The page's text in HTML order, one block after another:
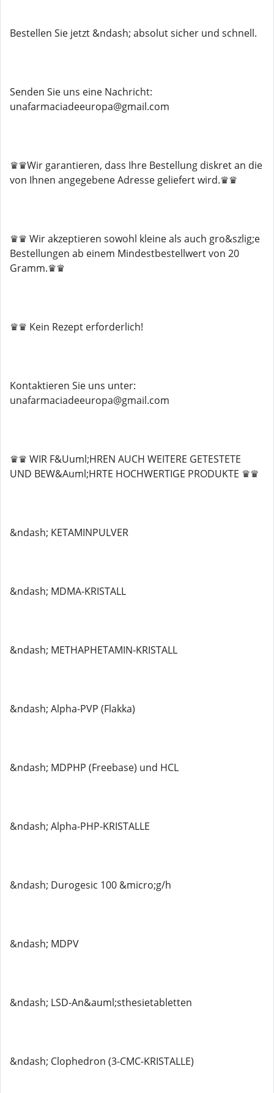
Bestellen Sie jetzt &ndash; absolut sicher und schnell.
Senden Sie uns eine Nachricht:
unafarmaciadeeuropa@gmail.com
♛♛Wir garantieren, dass Ihre Bestellung diskret an die
von Ihnen angegebene Adresse geliefert wird.♛♛
♛♛ Wir akzeptieren sowohl kleine als auch gro&szlig;e
Bestellungen ab einem Mindestbestellwert von 20
Gramm.♛♛
♛♛ Kein Rezept erforderlich!
Kontaktieren Sie uns unter:
unafarmaciadeeuropa@gmail.com
♛♛ WIR F&Uuml;HREN AUCH WEITERE GETESTETE
UND BEW&Auml;HRTE HOCHWERTIGE PRODUKTE ♛♛
&ndash; KETAMINPULVER
&ndash; MDMA-KRISTALL
&ndash; METHAPHETAMIN-KRISTALL
&ndash; Alpha-PVP (Flakka)
&ndash; MDPHP (Freebase) und HCL
&ndash; Alpha-PHP-KRISTALLE
&ndash; Durogesic 100 &micro;g/h
&ndash; MDPV
&ndash; LSD-An&auml;sthesietabletten
&ndash; Clophedron (3-CMC-KRISTALLE)